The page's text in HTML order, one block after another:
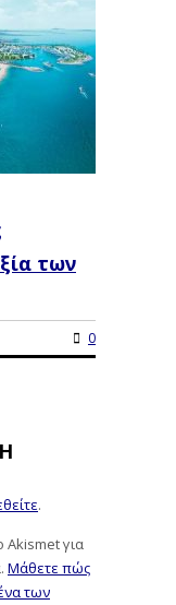
των
0
.
Akismet για
Μάθετε πώς
των